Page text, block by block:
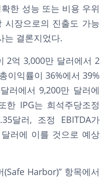
한 성능 또는 비용 우위
시장으로의 진출도 가능
는 결론지었다.
2억 3,000만 달러에서 2
이익률이 36%에서 39%
러에서 9,200만 달러에
한 IPG는 희석주당조정
달러, 조정 EBITDA가
러에 이를 것으로 예상
Harbor)” 항목에서